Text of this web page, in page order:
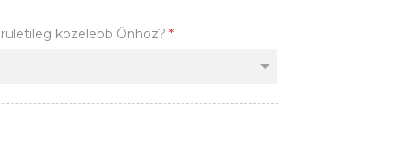
közelebb Önhöz? *